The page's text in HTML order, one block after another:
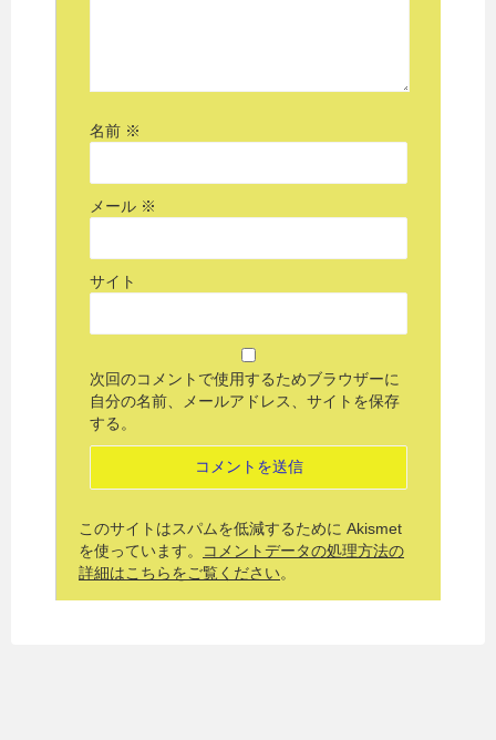
名前 ※
メール ※
サイト
次回のコメントで使用するためブラウザーに
自分の名前、メールアドレス、サイトを保存
する。
このサイトはスパムを低減するために Akismet
を使っています。
コメントデータの処理方法の
詳細はこちらをご覧ください。